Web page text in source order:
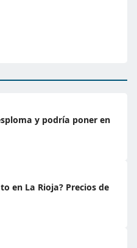
y podría poner en
en La Rioja? Precios de